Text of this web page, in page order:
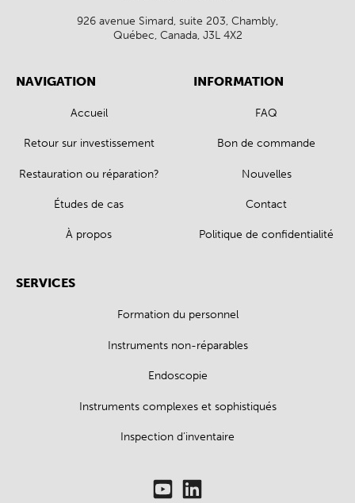
926 avenue Simard, suite 203, Chambly,
Québec, Canada, J3L 4X2
NAVIGATION
Accueil
Retour sur investissement
Restauration ou réparation?
Études de cas
À propos
SERVICES
Formation du personnel
Instruments non-réparables
Endoscopie
Instruments complexes et sophistiqués
Inspection d’inventaire
INFORMATION
FAQ
Bon de commande
Nouvelles
Contact
Politique de confidentialité